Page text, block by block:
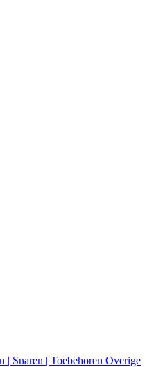
| Snaren | Toebehoren Overige